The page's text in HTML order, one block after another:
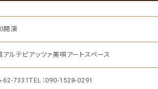
開演
ルテピアッツァ美唄アートスペース
62-7331TEL：090-1528-0291